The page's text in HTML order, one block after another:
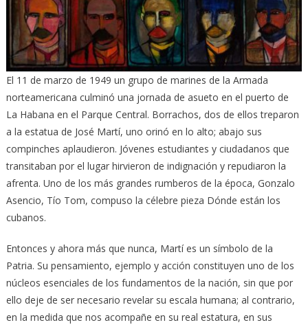
El 11 de marzo de 1949 un grupo de marines de la Armada
norteamericana culminó una jornada de asueto en el puerto de
La Habana en el Parque Central. Borrachos, dos de ellos treparon
a la estatua de José Martí, uno orinó en lo alto; abajo sus
compinches aplaudieron. Jóvenes estudiantes y ciudadanos que
transitaban por el lugar hirvieron de indignación y repudiaron la
afrenta. Uno de los más grandes rumberos de la época, Gonzalo
Asencio, Tío Tom, compuso la célebre pieza Dónde están los
cubanos.
Entonces y ahora más que nunca, Martí es un símbolo de la
Patria. Su pensamiento, ejemplo y acción constituyen uno de los
núcleos esenciales de los fundamentos de la nación, sin que por
ello deje de ser necesario revelar su escala humana; al contrario,
en la medida que nos acompañe en su real estatura, en sus